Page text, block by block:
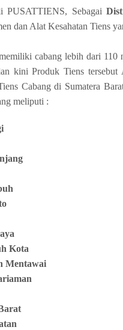
PUSATTIENS, Sebagai
dan Alat Kesahatan Tiens
cabang lebih dari
kini Produk Tiens
Cabang di Sumatera
meliputi :
Kota
Mentawai